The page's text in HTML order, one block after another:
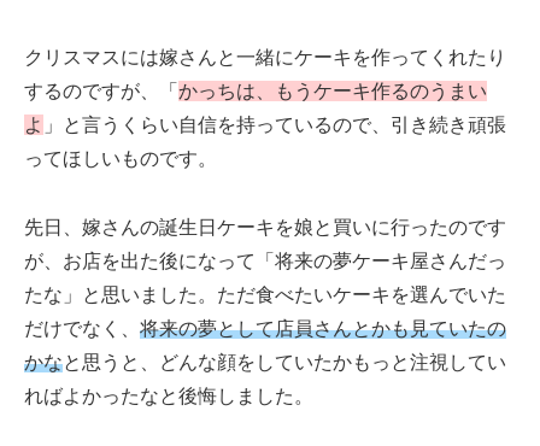
クリスマスには嫁さんと一緒にケーキを作ってくれたり
するのですが、「 かっちは、もうケーキ作るのうまい
よ 」と言うくらい自信を持っているので、引き続き頑張
ってほしいものです。
先日、嫁さんの誕生日ケーキを娘と買いに行ったのです
が、お店を出た後になって「将来の夢ケーキ屋さんだっ
たな」と思いました。ただ食べたいケーキを選んでいた
だけでなく、 将来の夢として店員さんとかも見ていたの
かなと思うと、どんな顔をしていたかもっと注視してい
ればよかったなと後悔しました。